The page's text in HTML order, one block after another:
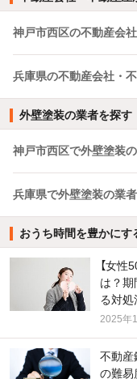
神戸市西区の不動産会
兵庫県の不動産会社・
外壁塗装の業者を探す
神戸市西区で外壁塗装
兵庫県で外壁塗装の業
おうち時間を豊かにす
【女
は？期
る対処
2025年
不動産
の難易